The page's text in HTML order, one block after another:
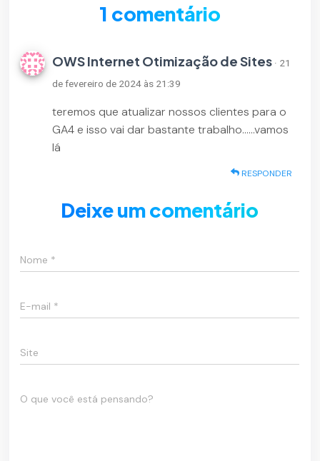
1 comentário
OWS Internet Otimização de Sites · 21
de fevereiro de 2024 às 21:39
teremos que atualizar nossos clientes para o
GA4 e isso vai dar bastante trabalho……vamos
lá
RESPONDER
Deixe um comentário
Nome *
E-mail *
Site
O que você está pensando?